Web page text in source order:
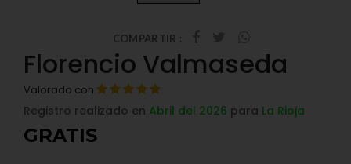
COMPARTIR :
Florencio Valmaseda
Valorado con
Registro realizado en Abril del 2026 para La Rioja
GRATIS